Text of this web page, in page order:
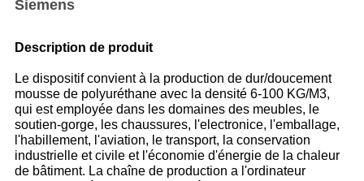
Siemens
Description de produit
Le dispositif convient à la production de dur/doucement
mousse de polyuréthane avec la densité 6-100 KG/M3,
qui est employée dans les domaines des meubles, le
soutien-gorge, les chaussures, l'electronice, l'emballage,
l'habillement, l'aviation, le transport, la conservation
industrielle et civile et l'économie d'énergie de la chaleur
de bâtiment. La chaîne de production a l'ordinateur